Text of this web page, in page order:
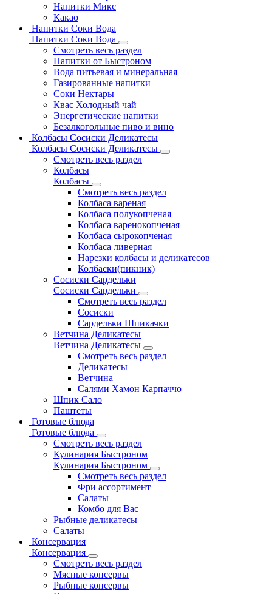
Напитки Микс
Какао
Напитки Соки Вода
Напитки Соки Вода
Смотреть весь раздел
Напитки от Быстроном
Вода питьевая и минеральная
Газированные напитки
Соки Нектары
Квас Холодный чай
Энергетические напитки
Безалкогольные пиво и вино
Колбасы Сосиски Деликатесы
Колбасы Сосиски Деликатесы
Смотреть весь раздел
Колбасы
Колбасы
Смотреть весь раздел
Колбаса вареная
Колбаса полукопченая
Колбаса варенокопченая
Колбаса сырокопченая
Колбаса ливерная
Нарезки колбасы и деликатесов
Колбаски(пикник)
Сосиски Сардельки
Сосиски Сардельки
Смотреть весь раздел
Сосиски
Сардельки Шпикачки
Ветчина Деликатесы
Ветчина Деликатесы
Смотреть весь раздел
Деликатесы
Ветчина
Салями Хамон Карпаччо
Шпик Сало
Паштеты
Готовые блюда
Готовые блюда
Смотреть весь раздел
Кулинария Быстроном
Кулинария Быстроном
Смотреть весь раздел
Фри ассортимент
Салаты
Комбо для Вас
Рыбные деликатесы
Салаты
Консервация
Консервация
Смотреть весь раздел
Мясные консервы
Рыбные консервы